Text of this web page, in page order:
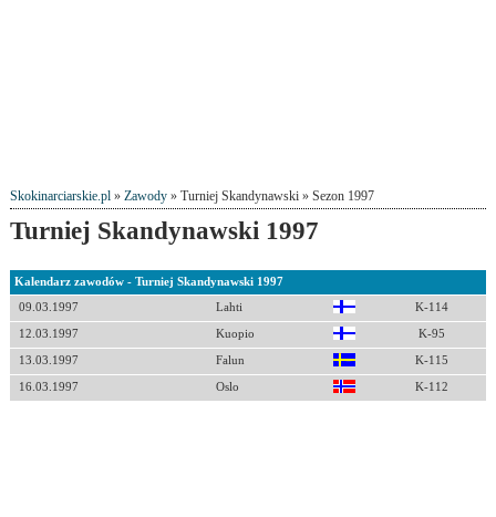
Skokinarciarskie.pl» Zawody» Turniej Skandynawski » Sezon 1997
Turniej Skandynawski 1997
Kalendarz zawodów - Turniej Skandynawski 1997
09.03.1997 Lahti K-114
12.03.1997 Kuopio K-95
13.03.1997 Falun K-115
16.03.1997 Oslo K-112